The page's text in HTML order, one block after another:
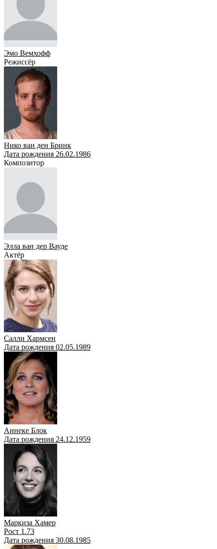
Эмо Вемхофф
Режиссёр
Нико ван ден Бринк
Дата рождения 26.02.1986
Композитор
Элла ван дер Вауде
Актёр
Салли Хармсен
Дата рождения 02.05.1989
Аннеке Блок
Дата рождения 24.12.1959
Маркиза Хамер
Рост 1.73
Дата рождения 30.08.1985